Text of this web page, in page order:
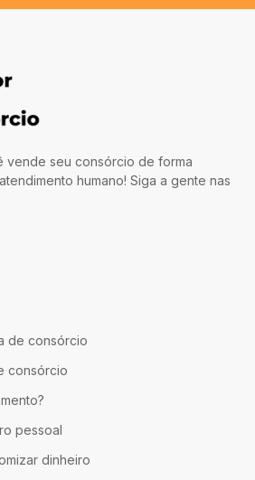
vende seu consórcio de forma
humano! Siga a gente nas
de consórcio
consórcio
pessoal
dinheiro